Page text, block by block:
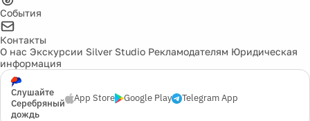
События
Контакты
О нас Экскурсии Silver Studio Рекламодателям Юридическая
информация
Слушайте
Серебряный
дождь
App Store Google Play Telegram App